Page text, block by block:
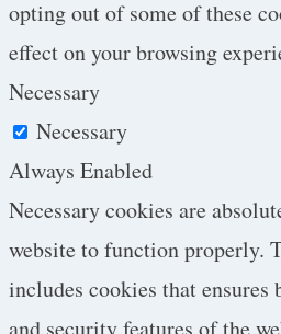
opting out of some of these
effect on your browsing
Necessary
Necessary
Always Enabled
Necessary cookies are
website to function properly.
includes cookies that